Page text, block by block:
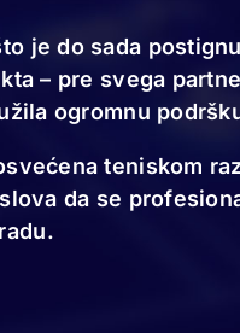
je do sada
– pre svega
ogromnu
teniskom
da se